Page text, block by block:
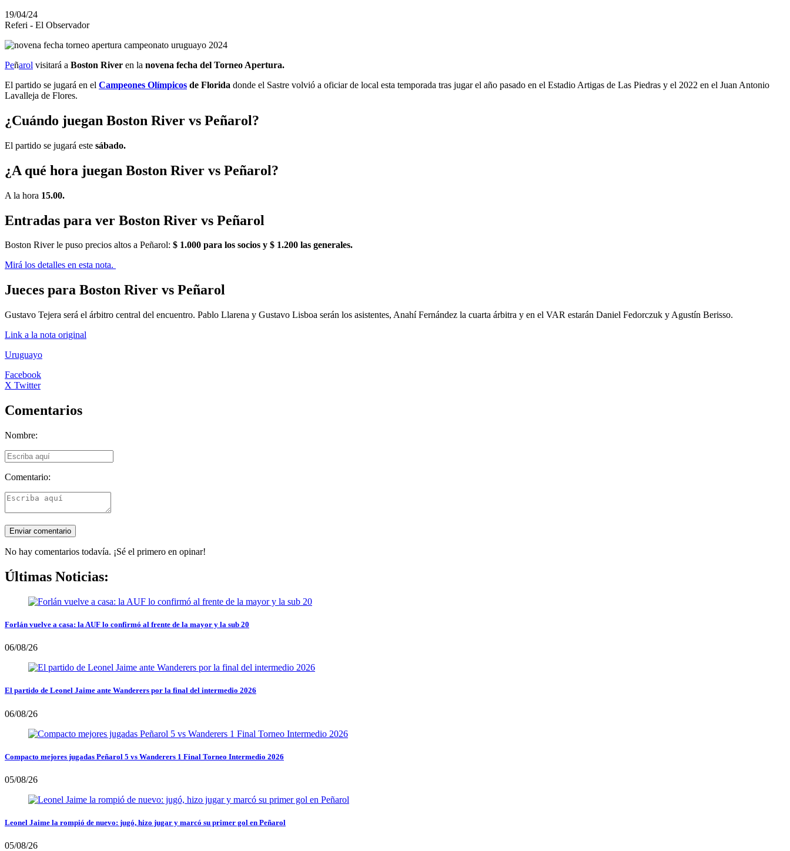
19/04/24
Referi - El Observador
Peñarol visitará a Boston River en la novena fecha del Torneo Apertura.
El partido se jugará en el Campeones Olímpicos de Florida donde el Sastre volvió a oficiar de local esta temporada tras jugar el año pasado en el Estadio Artigas de Las Piedras y el 2022 en el Juan Antonio
Lavalleja de Flores.
¿Cuándo juegan Boston River vs Peñarol?
El partido se jugará este sábado.
¿A qué hora juegan Boston River vs Peñarol?
A la hora 15.00.
Entradas para ver Boston River vs Peñarol
Boston River le puso precios altos a Peñarol: $ 1.000 para los socios y $ 1.200 las generales.
Mirá los detalles en esta nota.
Jueces para Boston River vs Peñarol
Gustavo Tejera será el árbitro central del encuentro. Pablo Llarena y Gustavo Lisboa serán los asistentes, Anahí Fernández la cuarta árbitra y en el VAR estarán Daniel Fedorczuk y Agustín Berisso.
Link a la nota original
Uruguayo
Facebook
X Twitter
Comentarios
Nombre:
Comentario:
No hay comentarios todavía. ¡Sé el primero en opinar!
Últimas Noticias:
Forlán vuelve a casa: la AUF lo confirmó al frente de la mayor y la sub 20
06/08/26
El partido de Leonel Jaime ante Wanderers por la final del intermedio 2026
06/08/26
Compacto mejores jugadas Peñarol 5 vs Wanderers 1 Final Torneo Intermedio 2026
05/08/26
Leonel Jaime la rompió de nuevo: jugó, hizo jugar y marcó su primer gol en Peñarol
05/08/26